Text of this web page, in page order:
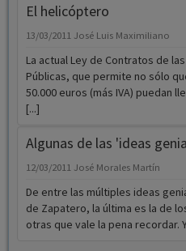
El helicóptero
13/03/2011 José Luis Maximiliano
La actual Ley de Contratos de
Públicas, que permite no sólo
50.000 euros (más IVA) puedan
[...]
Algunas de las 'ideas
12/03/2011 José Morales Martín
De entre las múltiples ideas
de Zapatero, la última es la de
otras que vale la pena recordar.